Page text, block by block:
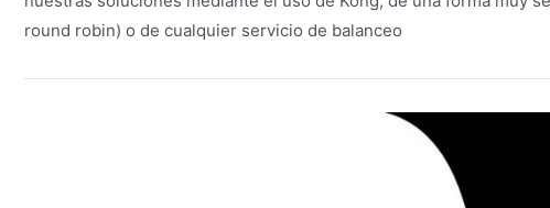
round robin) o de cualquier servicio de balanceo